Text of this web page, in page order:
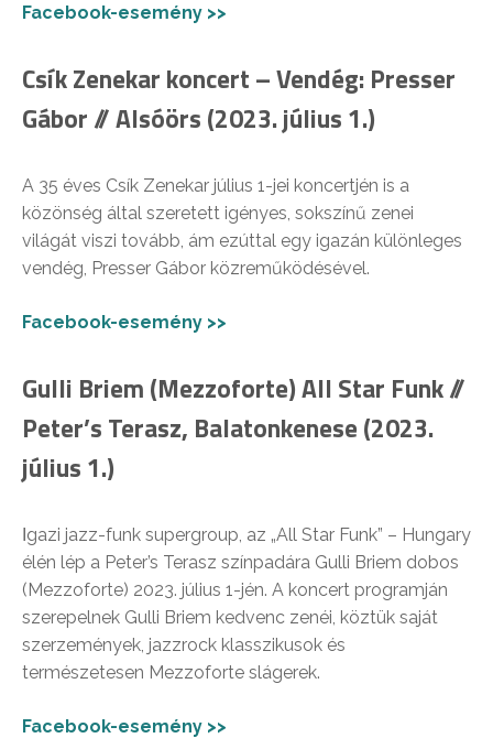
Facebook-esemény >>
Csík Zenekar koncert – Vendég: Presser
Gábor // Alsóörs (2023. július 1.)
A 35 éves Csík Zenekar július 1-jei koncertjén is a
közönség által szeretett igényes, sokszínű zenei
világát viszi tovább, ám ezúttal egy igazán különleges
vendég, Presser Gábor közreműködésével.
Facebook-esemény >>
Gulli Briem (Mezzoforte) All Star Funk //
Peter’s Terasz, Balatonkenese (2023.
július 1.)
Ιgazi jazz-funk supergroup, az „All Star Funk” – Hungary
élén lép a Peter’s Terasz színpadára Gulli Briem dobos
(Mezzoforte) 2023. július 1-jén. A koncert programján
szerepelnek Gulli Briem kedvenc zenéi, köztük saját
szerzemények, jazzrock klasszikusok és
természetesen Mezzoforte slágerek.
Facebook-esemény >>